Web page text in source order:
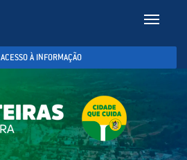
Toggle
ACESSO À INFORMAÇÃO